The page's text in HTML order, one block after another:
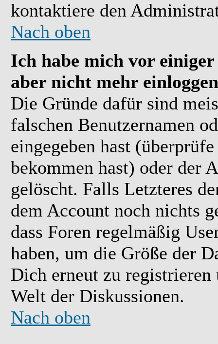
kontaktiere den
Nach oben
Ich habe mich vor
aber nicht mehr
Die Gründe dafür sind
falschen Benutzernamen
eingegeben hast
bekommen hast) oder der
gelöscht. Falls Letzteres
dem Account noch nichts
dass Foren regelmäßig
haben, um die Größe der
Dich erneut zu
Welt der Diskussionen.
Nach oben